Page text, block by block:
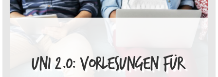
UNI 2.0: VORLESUNGEN FÜR